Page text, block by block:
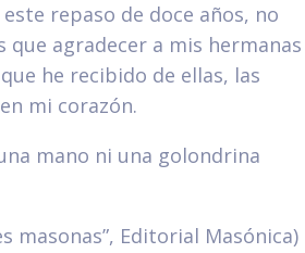
repaso de doce años, no
que agradecer a mis hermanas
he recibido de ellas, las
mi corazón.
mano ni una golondrina
masonas”, Editorial Masónica)